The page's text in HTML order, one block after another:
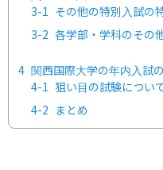
3-1 その他の特別入試の
3-2 各学部・学科のその
4 関西国際大学の年内入試
4-1 狙い目の試験につい
4-2 まとめ